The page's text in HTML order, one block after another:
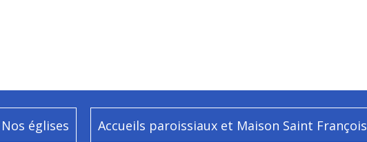
Nos églises Accueils paroissiaux et Maison Saint François